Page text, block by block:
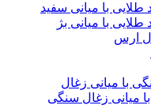
طلایی با میانی سفید
طلایی با میانی بژ
ارس
با میانی زغال
میانی زغال سنگی